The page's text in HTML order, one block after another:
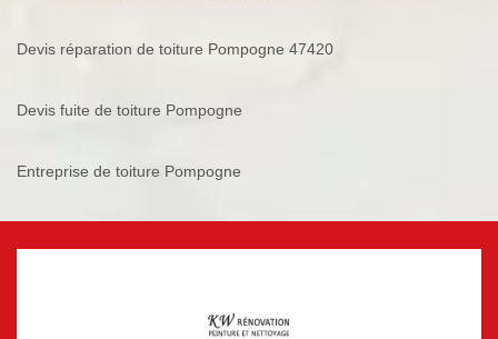
Devis réparation de toiture Pompogne 47420
Devis fuite de toiture Pompogne
Entreprise de toiture Pompogne